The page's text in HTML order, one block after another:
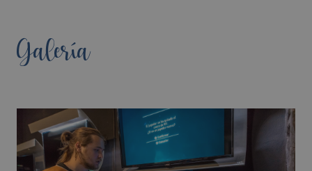
Galería